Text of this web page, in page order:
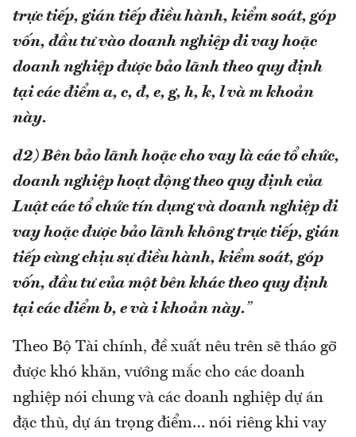
trực tiếp, gián tiếp điều hành, kiểm soát, góp
vốn, đầu tư vào doanh nghiệp đi vay hoặc
doanh nghiệp được bảo lãnh theo quy định
tại các điểm a, c, đ, e, g, h, k, l và m khoản
này.
d2) Bên bảo lãnh hoặc cho vay là các tổ chức,
doanh nghiệp hoạt động theo quy định của
Luật các tổ chức tín dụng và doanh nghiệp đi
vay hoặc được bảo lãnh không trực tiếp, gián
tiếp cùng chịu sự điều hành, kiểm soát, góp
vốn, đầu tư của một bên khác theo quy định
tại các điểm b, e và i khoản này.”
Theo Bộ Tài chính, đề xuất nêu trên sẽ tháo gỡ
được khó khăn, vướng mắc cho các doanh
nghiệp nói chung và các doanh nghiệp dự án
đặc thù, dự án trọng điểm… nói riêng khi vay